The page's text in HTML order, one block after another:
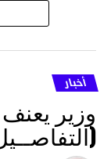
أخبار
وزير